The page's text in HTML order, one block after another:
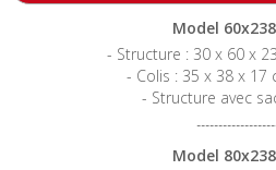
Model
- Structure : 30 x 60 x
- Colis : 35 x 38 x 17
- Structure avec
Model